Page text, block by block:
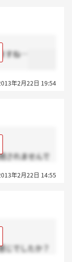
すね…
年2月22日 19:54
されませんで
深く突っ込ま
年2月22日 14:55
じでしたか？